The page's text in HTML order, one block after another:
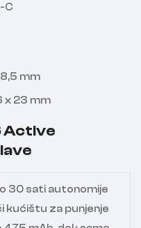
C
mm
x 23 mm
Active
30 sati autonomije
kućištu za punjenje